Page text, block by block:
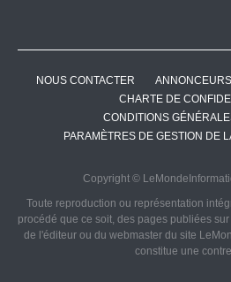
NOUS CONTACTER ANNONCEURS
CHARTE DE
CONDITIONS
PARAMÈTRES DE GESTION DE
Copyright ©
Toute reproduction ou représentation
procédé que ce soit, des pages publiées
de l'éditeur ou du webmaster du site
constitue une